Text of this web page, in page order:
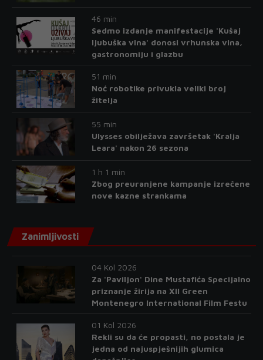
46 min
Sedmo izdanje manifestacije 'Kušaj
ljubuška vina' donosi vrhunska vina,
gastronomiju i glazbu
51 min
Noć robotike privukla veliki broj
žitelja
55 min
Ulysses obilježava završetak 'Kralja
Leara' nakon 26 sezona
1 h 1 min
Zbog preuranjene kampanje izrečene
nove kazne strankama
Zanimljivosti
04 Kol 2026
Za 'Paviljon' Dine Mustafića Specijalno
priznanje žirija na XII Green
Montenegro International Film Festu
01 Kol 2026
Rekli su da će propasti, no postala je
jedna od najuspješnijih glumica